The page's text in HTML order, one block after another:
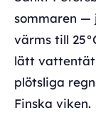
sommaren —
värms till
lätt vattentät
plötsliga
Finska viken.